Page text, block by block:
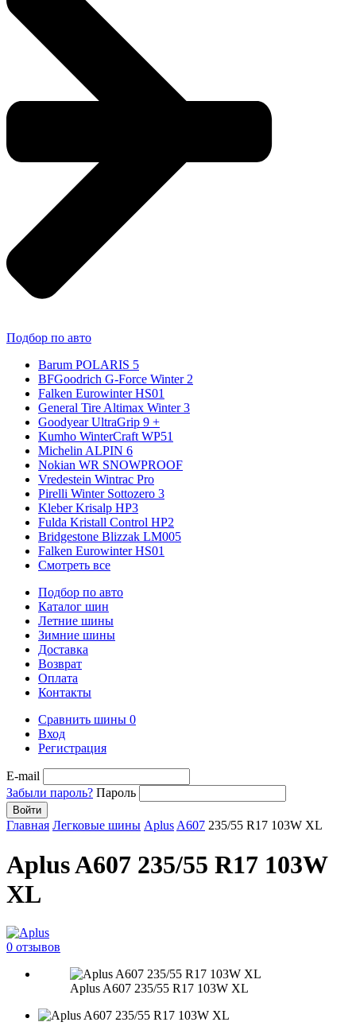
Подбор по авто
Barum POLARIS 5
BFGoodrich G-Force Winter 2
Falken Eurowinter HS01
General Tire Altimax Winter 3
Goodyear UltraGrip 9 +
Kumho WinterCraft WP51
Michelin ALPIN 6
Nokian WR SNOWPROOF
Vredestein Wintrac Pro
Pirelli Winter Sottozero 3
Kleber Krisalp HP3
Fulda Kristall Control HP2
Bridgestone Blizzak LM005
Falken Eurowinter HS01
Смотреть все
Подбор по авто
Каталог шин
Летние шины
Зимние шины
Доставка
Возврат
Оплата
Контакты
Сравнить шины 0
Вход
Регистрация
E-mail
Забыли пароль? Пароль
Войти
Главная Легковые шины AplusA607 235/55 R17 103W XL
Aplus A607 235/55 R17 103W
XL
0 отзывов
Aplus A607 235/55 R17 103W XL